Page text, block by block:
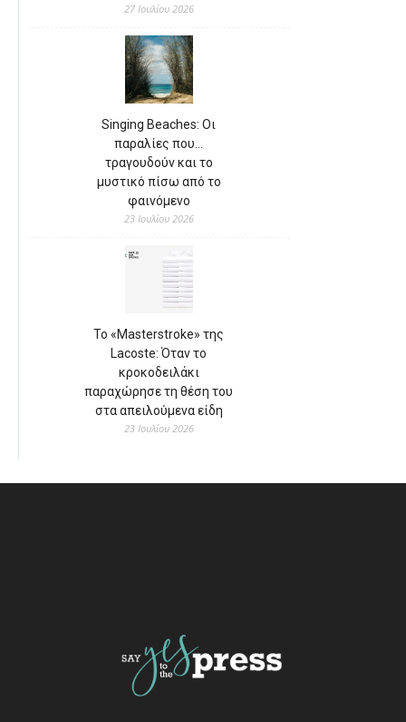
27 Ιουλίου 2026
Singing Beaches: Οι
παραλίες που…
τραγουδούν και το
μυστικό πίσω από το
φαινόμενο
23 Ιουλίου 2026
Το «Masterstroke» της
Lacoste: Όταν το
κροκοδειλάκι
παραχώρησε τη θέση του
στα απειλούμενα είδη
23 Ιουλίου 2026